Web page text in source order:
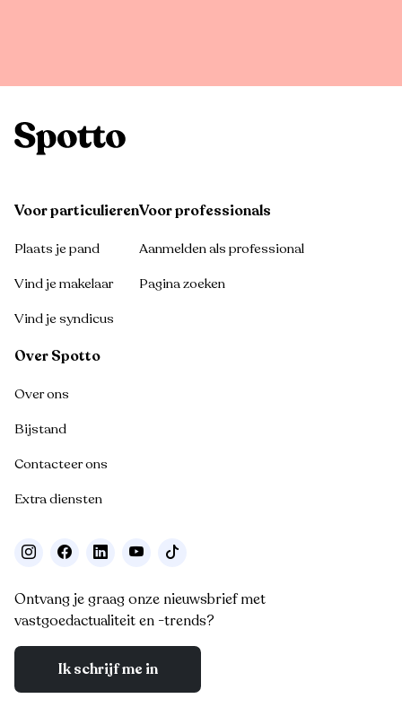
Voor particulieren
Plaats je pand
Vind je makelaar
Vind je syndicus
Voor professionals
Aanmelden als professional
Pagina zoeken
Over Spotto
Over ons
Bijstand
Contacteer ons
Extra diensten
Ontvang je graag onze nieuwsbrief met
vastgoedactualiteit en -trends?
Ik schrijf me in